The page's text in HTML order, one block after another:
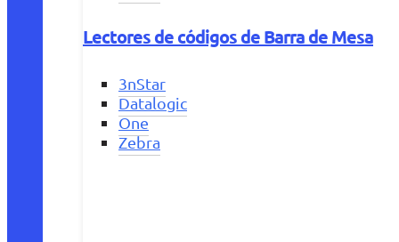
Lectores de códigos de Barra de Mesa
3nStar
Datalogic
One
Zebra